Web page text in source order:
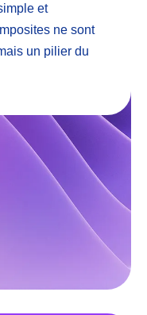
et
ne sont
un pilier du